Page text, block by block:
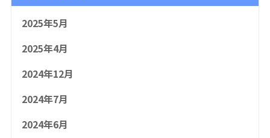
2025年5月
2025年4月
2024年12月
2024年7月
2024年6月